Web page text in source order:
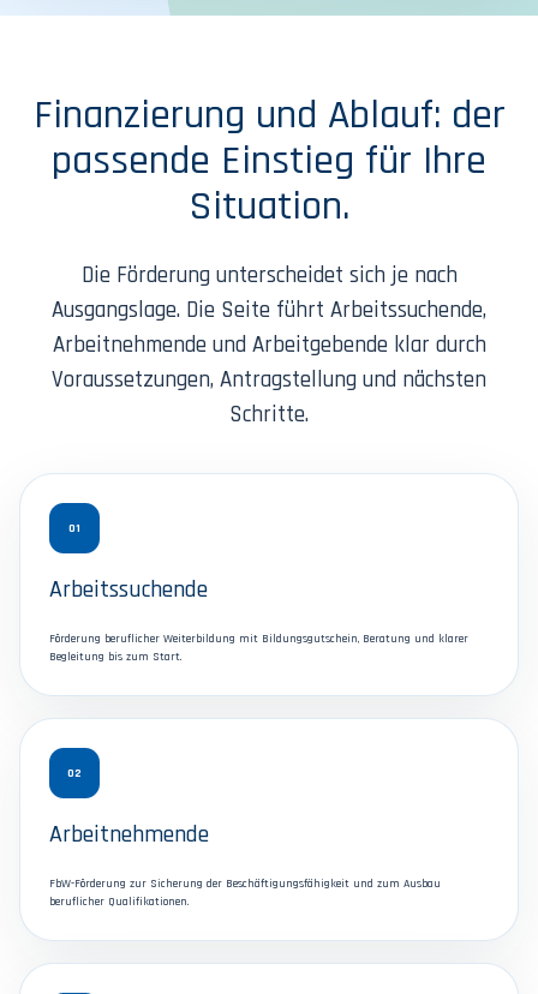
Finanzierung und Ablauf: der
passende Einstieg für Ihre
Situation.
Die Förderung unterscheidet sich je nach
Ausgangslage. Die Seite führt Arbeitssuchende,
Arbeitnehmende und Arbeitgebende klar durch
Voraussetzungen, Antragstellung und nächsten
Schritte.
01
Arbeitssuchende
Förderung beruflicher Weiterbildung mit Bildungsgutschein, Beratung und klarer
Begleitung bis zum Start.
02
Arbeitnehmende
FbW-Förderung zur Sicherung der Beschäftigungsfähigkeit und zum Ausbau
beruflicher Qualifikationen.